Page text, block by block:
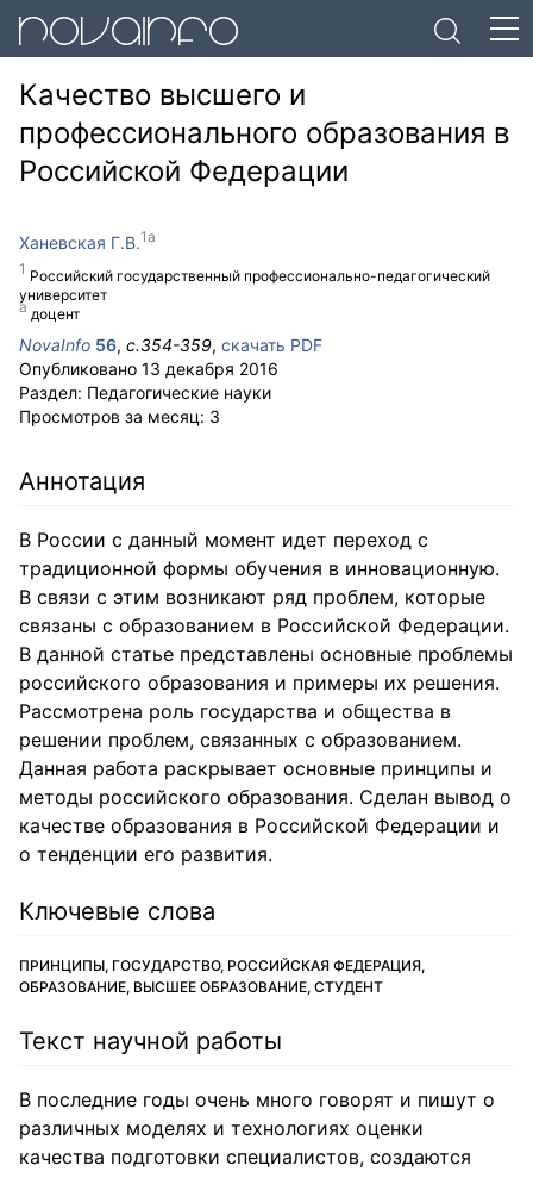
Качество высшего и
профессионального образования в
Российской Федерации
Ханевская Г.В.
Российский государственный профессионально-педагогический
университет
доцент
NovaInfo 56, с.354-359, скачать PDF
Опубликовано 13 декабря 2016
Раздел: Педагогические науки
Просмотров за месяц: 3
Аннотация
В России с данный момент идет переход с
традиционной формы обучения в инновационную.
В связи с этим возникают ряд проблем, которые
связаны с образованием в Российской Федерации.
В данной статье представлены основные проблемы
российского образования и примеры их решения.
Рассмотрена роль государства и общества в
решении проблем, связанных с образованием.
Данная работа раскрывает основные принципы и
методы российского образования. Сделан вывод о
качестве образования в Российской Федерации и
о тенденции его развития.
Ключевые слова
ПРИНЦИПЫ, ГОСУДАРСТВО, РОССИЙСКАЯ ФЕДЕРАЦИЯ,
ОБРАЗОВАНИЕ, ВЫСШЕЕ ОБРАЗОВАНИЕ, СТУДЕНТ
Текст научной работы
В последние годы очень много говорят и пишут о
различных моделях и технологиях оценки
качества подготовки специалистов, создаются